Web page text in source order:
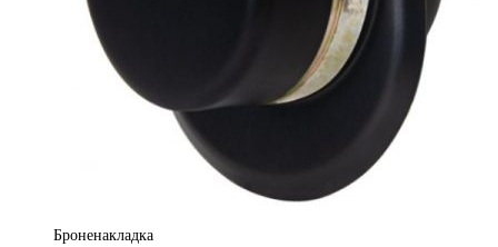
Броненакладка